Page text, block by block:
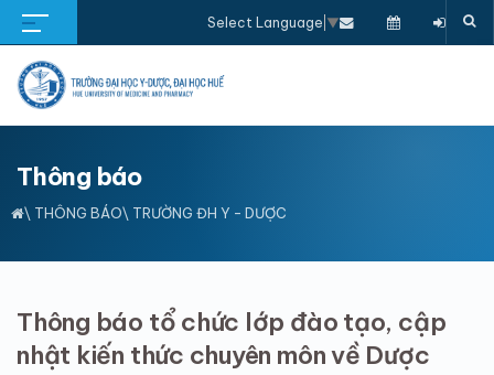
Select Language ▼
Thông báo
\ THÔNG BÁO\ TRƯỜNG ĐH Y - DƯỢC
Thông báo tổ chức lớp đào tạo, cập
nhật kiến thức chuyên môn về Dược